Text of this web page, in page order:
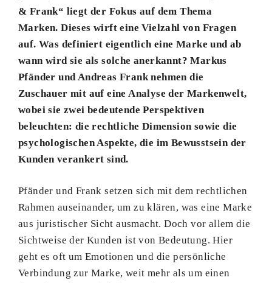
& Frank“ liegt der Fokus auf dem Thema
Marken. Dieses wirft eine Vielzahl von Fragen
auf. Was definiert eigentlich eine Marke und ab
wann wird sie als solche anerkannt? Markus
Pfänder und Andreas Frank nehmen die
Zuschauer mit auf eine Analyse der Markenwelt,
wobei sie zwei bedeutende Perspektiven
beleuchten: die rechtliche Dimension sowie die
psychologischen Aspekte, die im Bewusstsein der
Kunden verankert sind.
Pfänder und Frank setzen sich mit dem rechtlichen
Rahmen auseinander, um zu klären, was eine Marke
aus juristischer Sicht ausmacht. Doch vor allem die
Sichtweise der Kunden ist von Bedeutung. Hier
geht es oft um Emotionen und die persönliche
Verbindung zur Marke, weit mehr als um einen